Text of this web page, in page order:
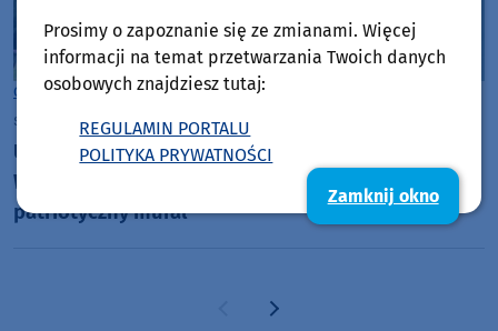
Gmina Chojnice
środa, 5 sierpnia 2026, 06:57
Ułańskie dziedzictwo utrwalone na ścianie szkoły.
W Nowej Cerkwi w gminie Chojnice powstał
patriotyczny mural
Poprzednia strona
Następna strona
Prosimy o zapoznanie się ze zmianami. Więcej
informacji na temat przetwarzania Twoich danych
osobowych znajdziesz tutaj:
REGULAMIN PORTALU
POLITYKA PRYWATNOŚCI
Zamknij okno